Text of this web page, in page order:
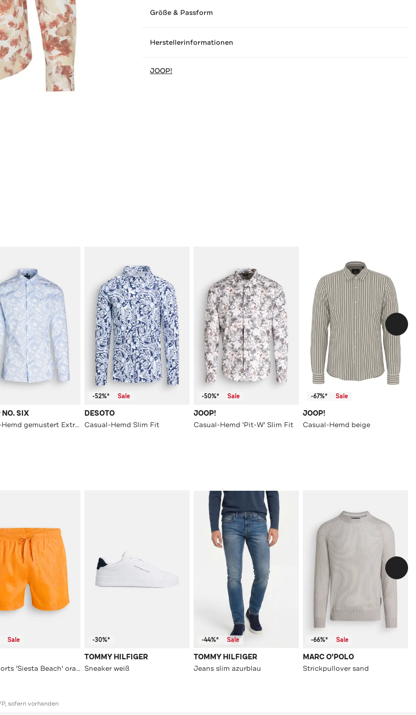
Größe & Passform
Herstellerinformationen
JOOP!
NO. SIX
Casual-Hemd gemustert Extra Slim Fit
-52%* Sale
DESOTO
Casual-Hemd Slim Fit
-50%* Sale
JOOP!
Casual-Hemd 'Pit-W' Slim Fit
-67%* Sale
JOOP!
Casual-Hemd beige
Sale
Badeshorts 'Siesta Beach' orange
-30%*
TOMMY HILFIGER
Sneaker weiß
-44%* Sale
TOMMY HILFIGER
Jeans slim azurblau
-66%* Sale
MARC O'POLO
Strickpullover sand
sofern vorhanden